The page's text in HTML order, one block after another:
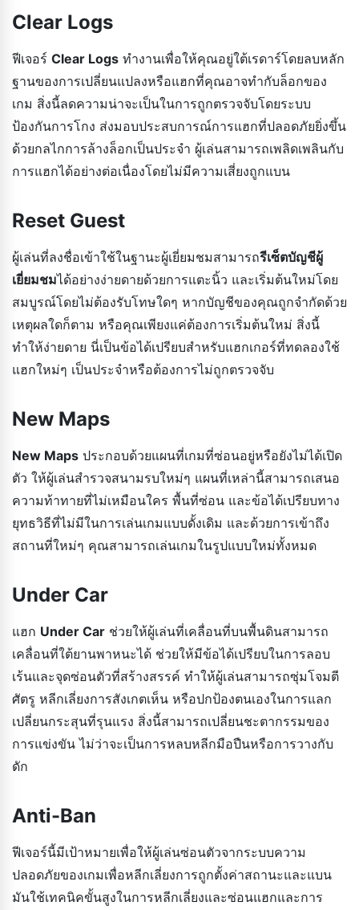
Clear Logs
ฟีเจอร์ Clear Logs ทำงานเพื่อให้คุณอยู่ใต้เรดาร์โดยลบหลัก
ฐานของการเปลี่ยนแปลงหรือแฮกที่คุณอาจทำกับล็อกของ
เกม สิ่งนี้ลดความน่าจะเป็นในการถูกตรวจจับโดยระบบ
ป้องกันการโกง ส่งมอบประสบการณ์การแฮกที่ปลอดภัยยิ่งขึ้น
ด้วยกลไกการล้างล็อกเป็นประจำ ผู้เล่นสามารถเพลิดเพลินกับ
การแฮกได้อย่างต่อเนื่องโดยไม่มีความเสี่ยงถูกแบน
Reset Guest
ผู้เล่นที่ลงชื่อเข้าใช้ในฐานะผู้เยี่ยมชมสามารถรีเซ็ตบัญชีผู้
เยี่ยมชมได้อย่างง่ายดายด้วยการแตะนิ้ว และเริ่มต้นใหม่โดย
สมบูรณ์โดยไม่ต้องรับโทษใดๆ หากบัญชีของคุณถูกจำกัดด้วย
เหตุผลใดก็ตาม หรือคุณเพียงแค่ต้องการเริ่มต้นใหม่ สิ่งนี้
ทำให้ง่ายดาย นี่เป็นข้อได้เปรียบสำหรับแฮกเกอร์ที่ทดลองใช้
แฮกใหม่ๆ เป็นประจำหรือต้องการไม่ถูกตรวจจับ
New Maps
New Maps ประกอบด้วยแผนที่เกมที่ซ่อนอยู่หรือยังไม่ได้เปิด
ตัว ให้ผู้เล่นสำรวจสนามรบใหม่ๆ แผนที่เหล่านี้สามารถเสนอ
ความท้าทายที่ไม่เหมือนใคร พื้นที่ซ่อน และข้อได้เปรียบทาง
ยุทธวิธีที่ไม่มีในการเล่นเกมแบบดั้งเดิม และด้วยการเข้าถึง
สถานที่ใหม่ๆ คุณสามารถเล่นเกมในรูปแบบใหม่ทั้งหมด
Under Car
แฮก Under Car ช่วยให้ผู้เล่นที่เคลื่อนที่บนพื้นดินสามารถ
เคลื่อนที่ใต้ยานพาหนะได้ ช่วยให้มีข้อได้เปรียบในการลอบ
เร้นและจุดซ่อนตัวที่สร้างสรรค์ ทำให้ผู้เล่นสามารถซุ่มโจมตี
ศัตรู หลีกเลี่ยงการสังเกตเห็น หรือปกป้องตนเองในการแลก
เปลี่ยนกระสุนที่รุนแรง สิ่งนี้สามารถเปลี่ยนชะตากรรมของ
การแข่งขัน ไม่ว่าจะเป็นการหลบหลีกมือปืนหรือการวางกับ
ดัก
Anti-Ban
ฟีเจอร์นี้มีเป้าหมายเพื่อให้ผู้เล่นซ่อนตัวจากระบบความ
ปลอดภัยของเกมเพื่อหลีกเลี่ยงการถูกตั้งค่าสถานะและแบน
มันใช้เทคนิคขั้นสูงในการหลีกเลี่ยงและซ่อนแฮกและการ